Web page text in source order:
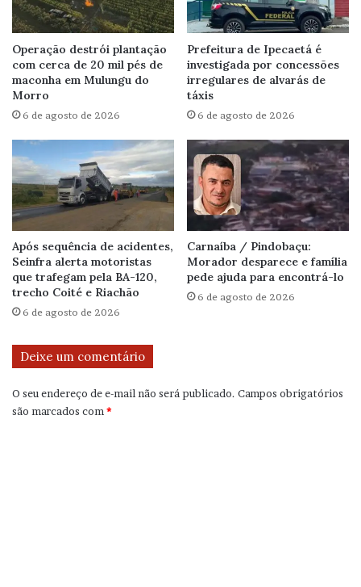
Operação destrói plantação
com cerca de 20 mil pés de
maconha em Mulungu do
Morro
6 de agosto de 2026
Prefeitura de Ipecaetá é
investigada por concessões
irregulares de alvarás de
táxis
6 de agosto de 2026
Após sequência de acidentes,
Seinfra alerta motoristas
que trafegam pela BA-120,
trecho Coité e Riachão
6 de agosto de 2026
Carnaíba / Pindobaçu:
Morador desparece e família
pede ajuda para encontrá-lo
6 de agosto de 2026
Deixe um comentário
O seu endereço de e-mail não será publicado. Campos obrigatórios
são marcados com *